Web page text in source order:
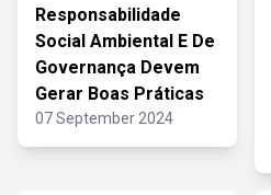
Responsabilidade
Social Ambiental E De
Governança Devem
Gerar Boas Práticas
07 September 2024